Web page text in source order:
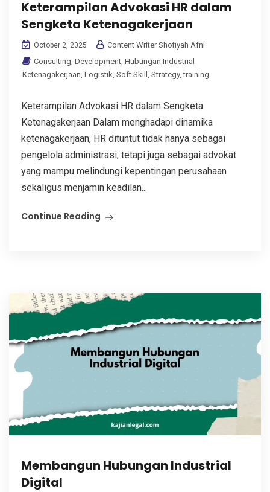
Keterampilan Advokasi HR dalam
Sengketa Ketenagakerjaan
October 2, 2025
Content Writer Shofiyah Afni
Consulting, Development, Hubungan Industrial
Ketenagakerjaan, Logistik, Soft Skill , Strategy,training
Keterampilan Advokasi HR dalam Sengketa
Ketenagakerjaan Dalam menghadapi dinamika
ketenagakerjaan, HR dituntut tidak hanya sebagai
pengelola administrasi, tetapi juga sebagai advokat
yang mampu melindungi kepentingan perusahaan
sekaligus menjamin keadilan...
Continue Reading
Membangun Hubungan Industrial
Digital